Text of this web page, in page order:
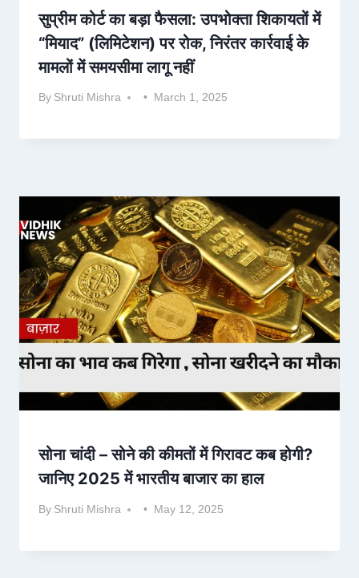
सुप्रीम कोर्ट का बड़ा फैसला: उपभोक्ता शिकायतों में
“मियाद” (लिमिटेशन) पर रोक, निरंतर कार्रवाई के
मामलों में समयसीमा लागू नहीं
By Shruti Mishra March 1, 2025
सोना चांदी – सोने की कीमतों में गिरावट कब होगी?
जानिए 2025 में भारतीय बाजार का हाल
By Shruti Mishra May 12, 2025